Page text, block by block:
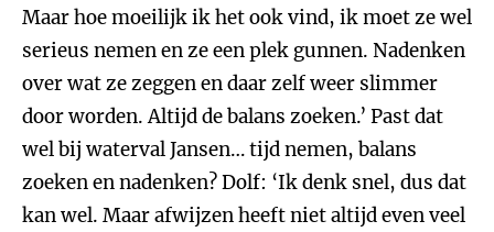
Maar hoe moeilijk ik het ook vind, ik moet ze wel
serieus nemen en ze een plek gunnen. Nadenken
over wat ze zeggen en daar zelf weer slimmer
door worden. Altijd de balans zoeken.’ Past dat
wel bij waterval Jansen… tijd nemen, balans
zoeken en nadenken? Dolf: ‘Ik denk snel, dus dat
kan wel. Maar afwijzen heeft niet altijd even veel